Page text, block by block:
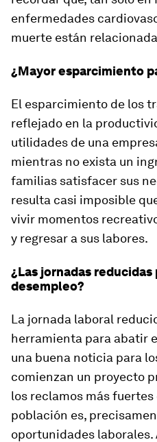
enfermedades
muerte están
¿Mayor esparcimiento
El esparcimiento de los
reflejado en la
utilidades de una
mientras no exista un
familias satisfacer sus
resulta casi imposible
vivir momentos
y regresar a sus labores.
¿Las jornadas
desempleo?
La jornada laboral
herramienta para abatir
una buena noticia para
comienzan un proyecto
los reclamos más
población es,
oportunidades